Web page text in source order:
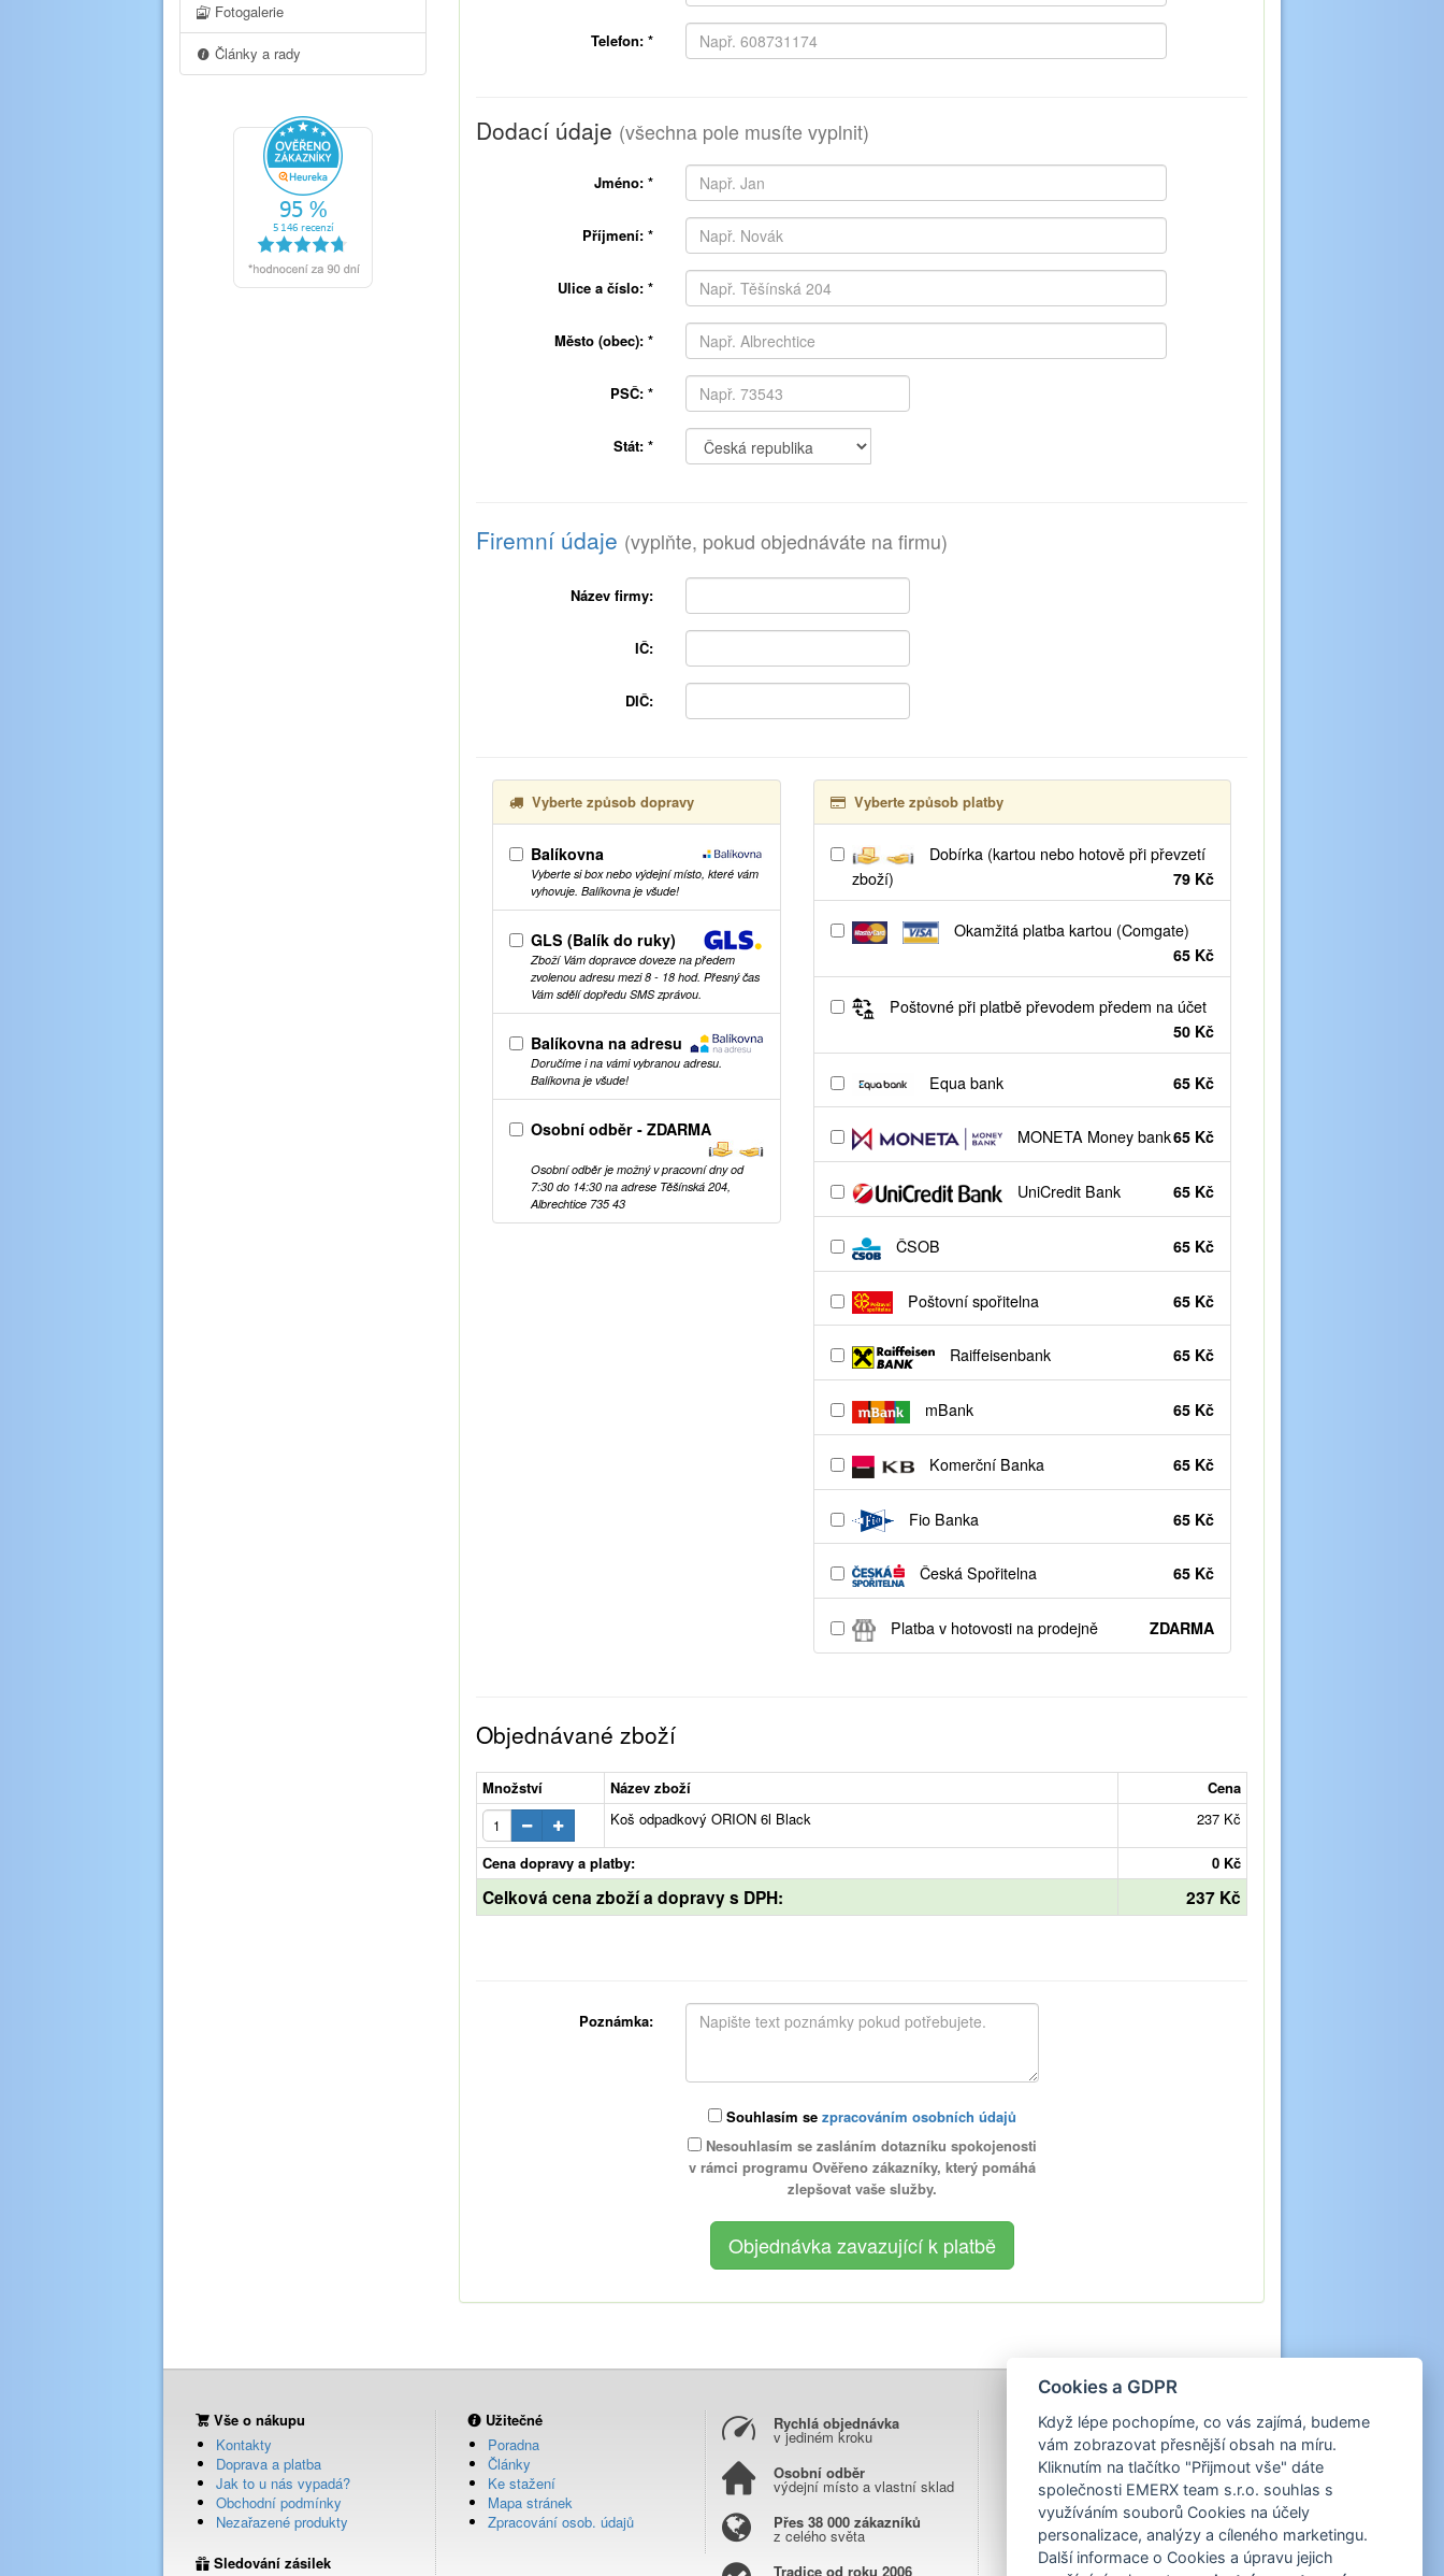
Telefon: *
Dodací údaje (všechna pole musíte vyplnit)
Jméno: *
Příjmení: *
Ulice a číslo: *
Město (obec): *
PSČ: *
Stát: *
Firemní údaje (vyplňte, pokud objednáváte na firmu)
Název firmy:
IČ:
DIČ:
Vyberte způsob dopravy
Balíkovna
Vyberte si box nebo výdejní místo, které vám
vyhovuje. Balíkovna je všude!
GLS (Balík do ruky)
Zboží Vám dopravce doveze na předem
zvolenou adresu mezi 8 - 18 hod. Přesný čas
Vám sdělí dopředu SMS zprávou.
Balíkovna na adresu
Doručíme i na vámi vybranou adresu.
Balíkovna je všude!
Osobní odběr - ZDARMA
Osobní odběr je možný v pracovní dny od
7:30 do 14:30 na adrese Těšínská 204,
Albrechtice 735 43
Vyberte způsob platby
Dobírka (kartou nebo hotově při převzetí
zboží)
79 Kč
Okamžitá platba kartou (Comgate)
65 Kč
Poštovné při platbě převodem předem na účet
50 Kč
Equa bank 65 Kč
MONETA Money bank65 Kč
UniCredit Bank 65 Kč
ČSOB 65 Kč
Poštovní spořitelna 65 Kč
Raiffeisenbank 65 Kč
mBank 65 Kč
Komerční Banka 65 Kč
Fio Banka 65 Kč
Česká Spořitelna 65 Kč
Platba v hotovosti na prodejně ZDARMA
Objednávané zboží
Množství Název zboží
Cena
Koš odpadkový ORION 6l Black
237 Kč
Cena dopravy a platby: 0 Kč
Celková cena zboží a dopravy s DPH: 237 Kč
Poznámka:
Souhlasím se zpracováním osobních údajů
Nesouhlasím se zasláním dotazníku spokojenosti
v rámci programu Ověřeno zákazníky, který pomáhá
zlepšovat vaše služby.
Fotogalerie
Články a rady
Vše o nákupu
Kontakty
Doprava a platba
Jak to u nás vypadá?
Obchodní podmínky
Nezařazené produkty
Sledování zásilek
Užitečné
Poradna
Články
Ke stažení
Mapa stránek
Zpracování osob. údajů
Rychlá objednávka
v jediném kroku
Osobní odběr
výdejní místo a vlastní sklad
Přes 38 000 zákazníků
z celého světa
Tradice od roku 2006
Cookies a GDPR
Když lépe pochopíme, co vás zajímá, budeme
vám zobrazovat přesnější obsah na míru.
Kliknutím na tlačítko "Přijmout vše" dáte
společnosti EMERX team s.r.o. souhlas s
využíváním souborů Cookies na účely
personalizace, analýzy a cíleného marketingu.
Další informace o Cookies a úpravu jejich